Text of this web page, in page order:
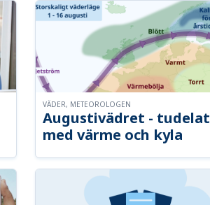
Augustivädret - tudelat
med värme och kyla
VÄDER, METEOROLOGEN